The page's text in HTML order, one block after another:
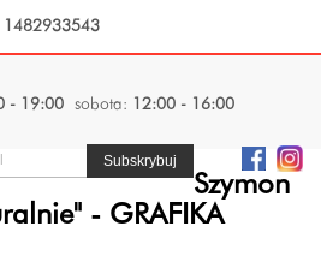
- 19:00 sobota: 12:00 - 16:00
Szymon
- GRAFIKA
1482933543